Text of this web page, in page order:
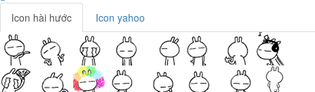
Icon hài hước Icon yahoo